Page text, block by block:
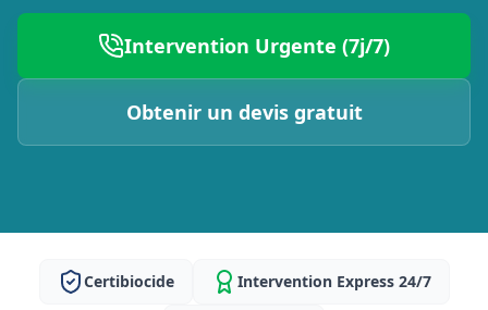
Intervention Urgente (7j/7)
Obtenir un devis gratuit
Certibiocide Intervention Express 24/7